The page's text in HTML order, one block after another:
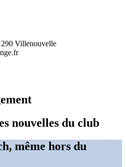
Villenouvelle
nouvelles du club
même hors du